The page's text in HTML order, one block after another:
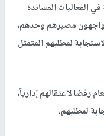
الفعاليات المساندة
مصيرهم وحدهم،
لمطلبهم المتمثل
لاعتقالهم إدارياً،
لمطلبهم.